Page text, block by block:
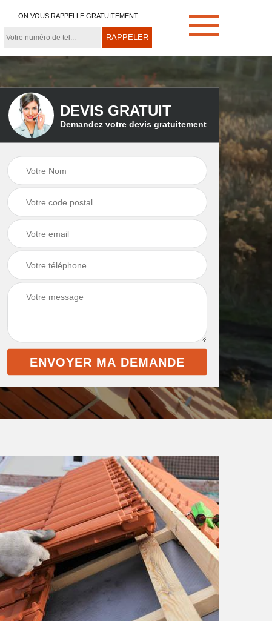
ON VOUS RAPPELLE GRATUITEMENT
Démoussage de
toiture 21
Couvreur zingueur
21
DEVIS GRATUIT
Demandez votre devis gratuitement